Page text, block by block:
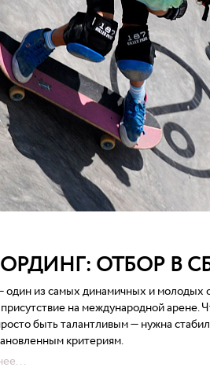
ОТБОР В
один из самых динамичных и молодых
присутствие на международной
быть талантливым — нужна
критериям.